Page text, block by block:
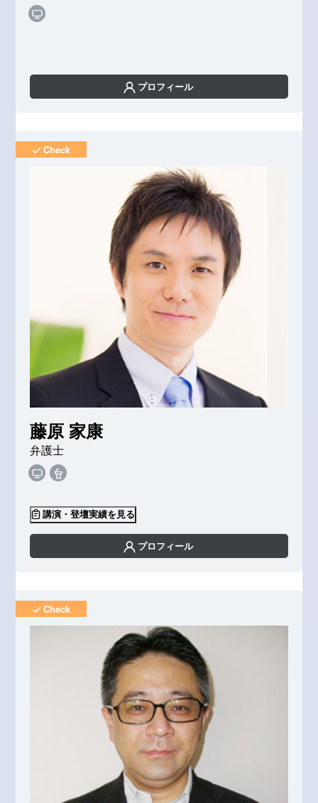
プロフィール
藤原 家康
弁護士
講演・登壇実績を見る
プロフィール
Check
Check